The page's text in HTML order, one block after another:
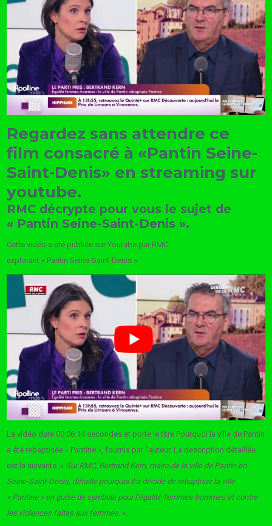
Regardez sans attendre ce
film consacré à «Pantin Seine-
Saint-Denis» en streaming sur
youtube.
RMC décrypte pour vous le sujet de
« Pantin Seine-Saint-Denis ».
Cette vidéo a été publiée sur Youtube par RMC.
explorant « Pantin Seine-Saint-Denis »:
La vidéo dure 00:06:14 secondes et porte le titre Pourquoi la ville de Pantin
a été rebaptisée « Pantine », fournis par l’auteur. La description détaillée
est la suivante :« Sur RMC, Bertrand Kern, maire de la ville de Pantin en
Seine-Saint-Denis, détaille pourquoi il a décidé de rebaptiser la ville
« Pantine » en guise de symbole pour l’égalité femmes-hommes et contre
les violences faites aux femmes. ».